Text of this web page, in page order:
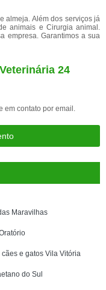
almeja. Além dos serviços já
animais e Cirurgia animal.
empresa. Garantimos a sua
24
em contato por email.
Maravilhas
e gatos Vila Vitória
do Sul